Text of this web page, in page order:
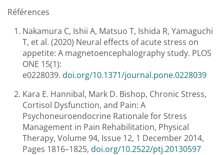
Références
Nakamura C, Ishii A, Matsuo T, Ishida R, Yamaguchi
T, et al. (2020) Neural effects of acute stress on
appetite: A magnetoencephalography study. PLOS
ONE 15(1):
e0228039. doi.org/10.1371/journal.pone.0228039
Kara E. Hannibal, Mark D. Bishop, Chronic Stress,
Cortisol Dysfunction, and Pain: A
Psychoneuroendocrine Rationale for Stress
Management in Pain Rehabilitation, Physical
Therapy, Volume 94, Issue 12, 1 December 2014,
Pages 1816–1825, doi.org/10.2522/ptj.20130597